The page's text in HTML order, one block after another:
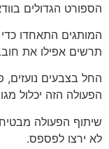
הספורט הגדולים
המותגים התאחדו
תרשים אפילו את
החל בצבעים נועזים,
הפעולה הזה יכלול
שיתוף הפעולה
לא ירצו לפספס.